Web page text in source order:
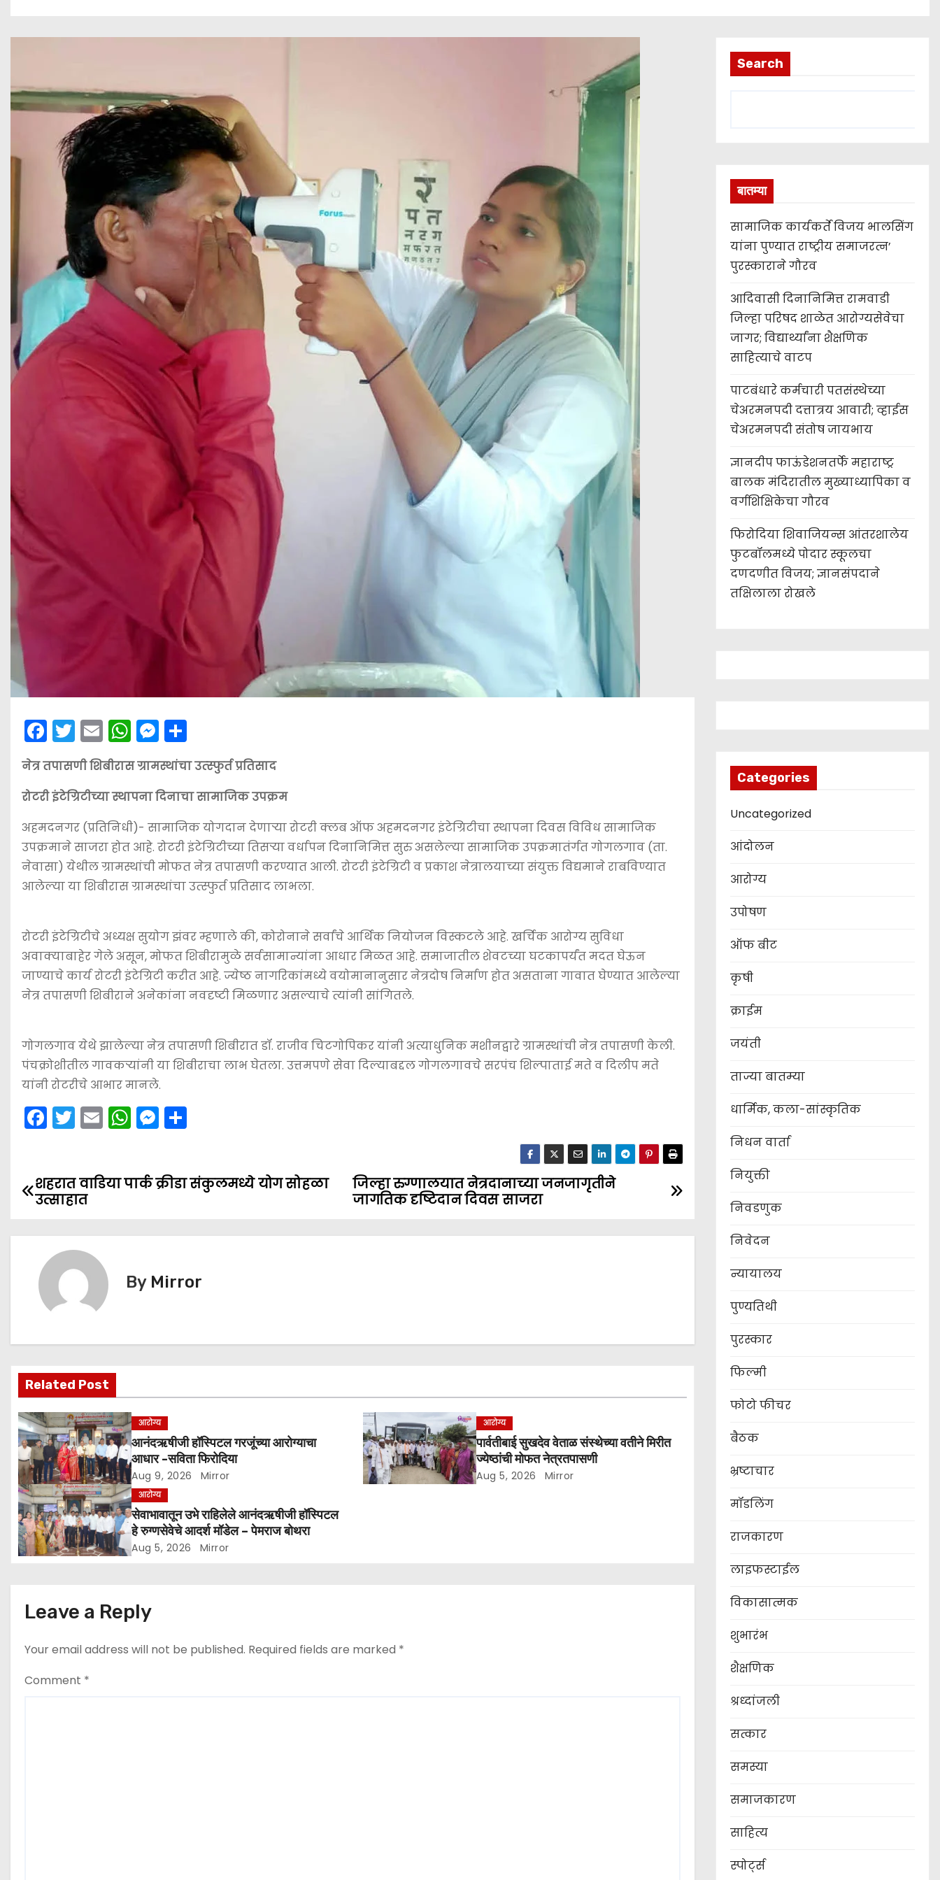
F
a
c
e
b
o
o
k
T
w
itt
er
E
m
ai
l
W
h
a
ts
A
p
p
M
e
s
s
e
n
g
er
h
ar
e
नेत्र तपासणी शिबीरास ग्रामस्थांचा उत्स्फुर्त प्रतिसाद
रोटरी इंटेग्रिटीच्या स्थापना दिनाचा सामाजिक उपक्रम
अहमदनगर (प्रतिनिधी)- सामाजिक योगदान देणार्‍या रोटरी क्लब ऑफ अहमदनगर इंटेग्रिटीचा स्थापना दिवस विविध सामाजिक
उपक्रमाने साजरा होत आहे. रोटरी इंटेग्रिटीच्या तिसर्‍या वर्धापन दिनानिमित्त सुरु असलेल्या सामाजिक उपक्रमातंर्गत गोगलगाव (ता.
नेवासा) येथील ग्रामस्थांची मोफत नेत्र तपासणी करण्यात आली. रोटरी इंटेग्रिटी व प्रकाश नेत्रालयाच्या संयुक्त विद्यमाने राबविण्यात
आलेल्या या शिबीरास ग्रामस्थांचा उत्स्फुर्त प्रतिसाद लाभला.
रोटरी इंटेग्रिटीचे अध्यक्ष सुयोग झंवर म्हणाले की, कोरोनाने सर्वांचे आर्थिक नियोजन विस्कटले आहे. खर्चिक आरोग्य सुविधा
अवाक्याबाहेर गेले असून, मोफत शिबीरामुळे सर्वसामान्यांना आधार मिळत आहे. समाजातील शेवटच्या घटकापर्यंत मदत घेऊन
जाण्याचे कार्य रोटरी इंटेग्रिटी करीत आहे. ज्येष्ठ नागरिकांमध्ये वयोमानानुसार नेत्रदोष निर्माण होत असताना गावात घेण्यात आलेल्या
नेत्र तपासणी शिबीराने अनेकांना नवदृष्टी मिळणार असल्याचे त्यांनी सांगितले.
गोगलगाव येथे झालेल्या नेत्र तपासणी शिबीरात डॉ. राजीव चिटगोपिकर यांनी अत्याधुनिक मशीनद्वारे ग्रामस्थांची नेत्र तपासणी केली.
पंचक्रोशीतील गावकर्‍यांनी या शिबीराचा लाभ घेतला. उत्तमपणे सेवा दिल्याबद्दल गोगलगावचे सरपंच शिल्पाताई मते व दिलीप मते
यांनी रोटरीचे आभार मानले.
F
a
e
b
o
o
T
w
er
E
m
l
W
h
ts
p
M
e
s
n
er
e
P
v
i
g
a
t
i
o
जिल्हा रुग्णालयात नेत्रदानाच्या जनजागृतीने
जागतिक दृष्टिदान दिवस साजरा
शहरात वाडिया पार्क क्रीडा संकुलमध्ये योग सोहळा
उत्साहात
By Mirror
Related Post
आरोग्य
आनंदऋषीजी हॉस्पिटल गरजूंच्या आरोग्याचा
आधार -सविता फिरोदिया
Aug 9, 2026 Mirror
आरोग्य
पार्वतीबाई सुखदेव वेताळ संस्थेच्या वतीने मिरीत
ज्येष्ठांची मोफत नेत्रतपासणी
Aug 5, 2026 Mirror
आरोग्य
सेवाभावातून उभे राहिलेले आनंदऋषीजी हॉस्पिटल
हे रुग्णसेवेचे आदर्श मॉडेल – पेमराज बोथरा
Aug 5, 2026 Mirror
Leave a Reply
Your email address will not be published. Required fields are marked *
Comment *
Search
बातम्या
सामाजिक कार्यकर्ते विजय भालसिंग
यांना पुण्यात राष्ट्रीय समाजरत्न’
पुरस्काराने गौरव
आदिवासी दिनानिमित्त रामवाडी
जिल्हा परिषद शाळेत आरोग्यसेवेचा
जागर; विद्यार्थ्यांना शैक्षणिक
साहित्याचे वाटप
पाटबंधारे कर्मचारी पतसंस्थेच्या
चेअरमनपदी दत्तात्रय आवारी; व्हाईस
चेअरमनपदी संतोष जायभाय
ज्ञानदीप फाऊंडेशनतर्फे महाराष्ट्र
बालक मंदिरातील मुख्याध्यापिका व
वर्गशिक्षिकेचा गौरव
फिरोदिया शिवाजियन्स आंतरशालेय
फुटबॉलमध्ये पोदार स्कूलचा
दणदणीत विजय; ज्ञानसंपदाने
तक्षिलाला रोखले
Categories
Uncategorized
आंदोलन
आरोग्य
उपोषण
ऑफ बीट
कृषी
क्राईम
जयंती
ताज्या बातम्या
धार्मिक, कला-सांस्कृतिक
निधन वार्ता
नियुक्ती
निवडणुक
निवेदन
न्यायालय
पुण्यतिथी
पुरस्कार
फिल्मी
फोटो फीचर
बैठक
भ्रष्टाचार
मॉडलिंग
राजकारण
लाइफस्टाईल
विकासात्मक
शुभारंभ
शैक्षणिक
श्रध्दांजली
सत्कार
समस्या
समाजकारण
साहित्य
स्पोर्ट्स